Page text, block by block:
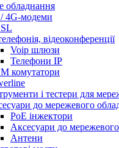
обладнання
4G-модеми
відеоконференції
Voip шлюзи
Телефони IP
комутатори
і тестери для
до мережевого
PoE інжектори
Аксесуари до мережевого
Антени